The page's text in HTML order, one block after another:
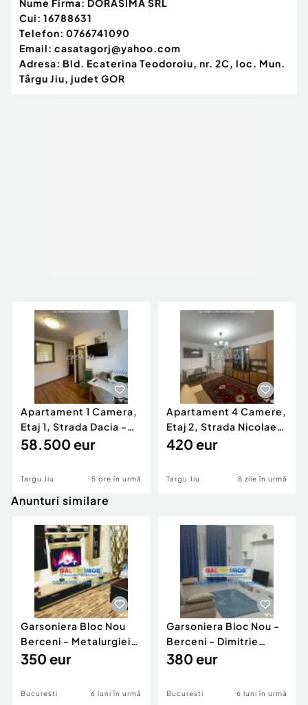
Nume Firma: DORASIMA SRL
Cui: 16788631
Telefon: 0766741090
Email: casatagorj@yahoo.com
Adresa: Bld. Ecaterina Teodoroiu, nr. 2C, loc. Mun.
Târgu Jiu, judet GOR
Apartament 1 Camera,
Etaj 1, Strada Dacia -
Zona Mall, Targu
58.500 eur
Targu Jiu 5 ore în urmă
Apartament 4 Camere,
Etaj 2, Strada Nicolae
Balcescu- Zona C
420 eur
Targu Jiu 8 zile în urmă
Anunturi similare
Garsoniera Bloc Nou
Berceni - Metalurgiei
Park - Postalionul
350 eur
Bucuresti 6 luni în urmă
Garsoniera Bloc Nou -
Berceni - Dimitrie
Leonida
380 eur
Bucuresti 6 luni în urmă